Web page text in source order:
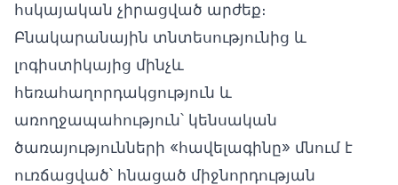
հսկայական չիրացված արժեք։
Բնակարանային տնտեսությունից և
լոգիստիկայից մինչև
հեռահաղորդակցություն և
առողջապահություն՝ կենսական
ծառայությունների «հավելագինը» մնում է
ուռճացված՝ հնացած միջնորդության